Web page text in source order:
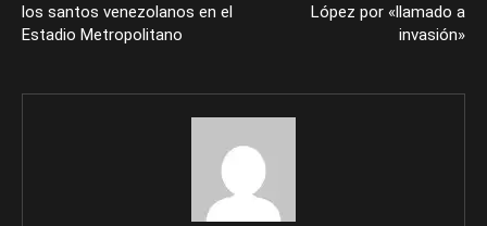
los santos venezolanos en el
Estadio Metropolitano
López por «llamado a
invasión»